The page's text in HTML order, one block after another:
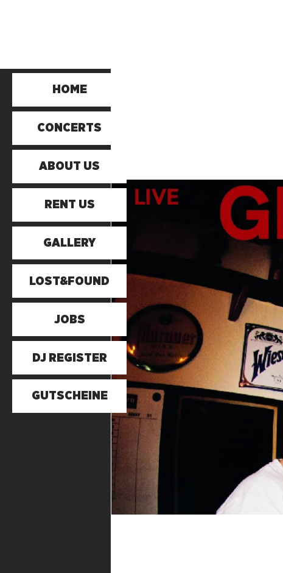
HOME
CONCERTS
ABOUT US
RENT US
GALLERY
LOST&FOUND
JOBS
DJ REGISTER
GUTSCHEINE